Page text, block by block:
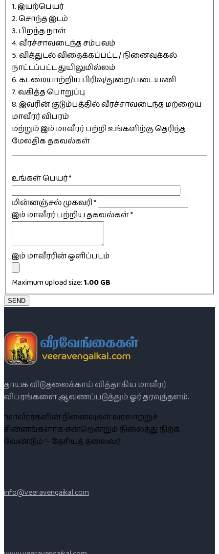
1. இயற்பெயர்
2. சொந்த இடம்
3. பிறந்த நாள்
4. வீரச்சாவடைந்த சம்பவம்
5. வித்துடல் விதைக்கப்பட்ட / நினைவுக்கல்
நாட்டப்பட்ட துயிலுமில்லம்
6. கடமையாற்றிய பிரிவு/துறை/படையணி
7. வகித்த பொறுப்பு
8. இவரின் குடும்பத்தில் வீரச்சாவடைந்த மற்றைய
மாவீரர் விபரம்
மற்றும் இம் மாவீரர் பற்றி உங்களிற்கு தெரிந்த
மேலதிக தகவல்கள்
உங்கள் பெயர்*
மின்னஞ்சல் முகவரி*
இம் மாவீரர் பற்றிய தகவல்கள்*
இம் மாவீரரின் ஒளிப்படம்
Maximum upload size:1.00 GB
SEND
தாயக விடுதலைக்காய் வித்தாகிய மாவீரர்
விபரங்களை ஆவணப்படுத்தும் ஓர் தரவுத்தளம்.
“மாவீரர்களின் நினைவுகள் வரலாற்றுச்
சின்னங்களாக என்றென்றும் நிலைத்து நிற்க
வேண்டும் ”- தேசியத் தலைவர்
info@veeravengaikal.com